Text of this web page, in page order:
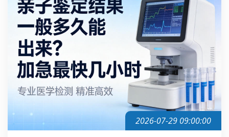
2026-07-29 09:00:00